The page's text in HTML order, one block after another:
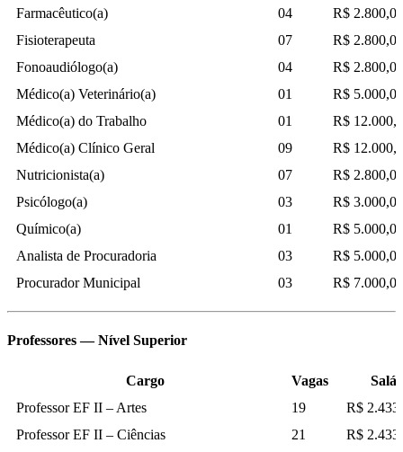
Farmacêutico(a) 04
R$ 2.800,00
Fisioterapeuta
07
R$ 2.800,00
Fonoaudiólogo(a)
04
R$ 2.800,00
Médico(a) Veterinário(a)
01
R$ 5.000,00
Médico(a) do Trabalho
01
R$
Médico(a) Clínico Geral
09
R$
Nutricionista(a)
07
R$ 2.800,00
Psicólogo(a)
03
R$ 3.000,00
Químico(a)
01
R$ 5.000,00
Analista de Procuradoria
03
R$ 5.000,00
Procurador Municipal
03 R$ 7.000,00
Professores — Nível Superior
Cargo Vagas
Professor EF II – Artes
19
R$
Professor EF II – Ciências
21
R$